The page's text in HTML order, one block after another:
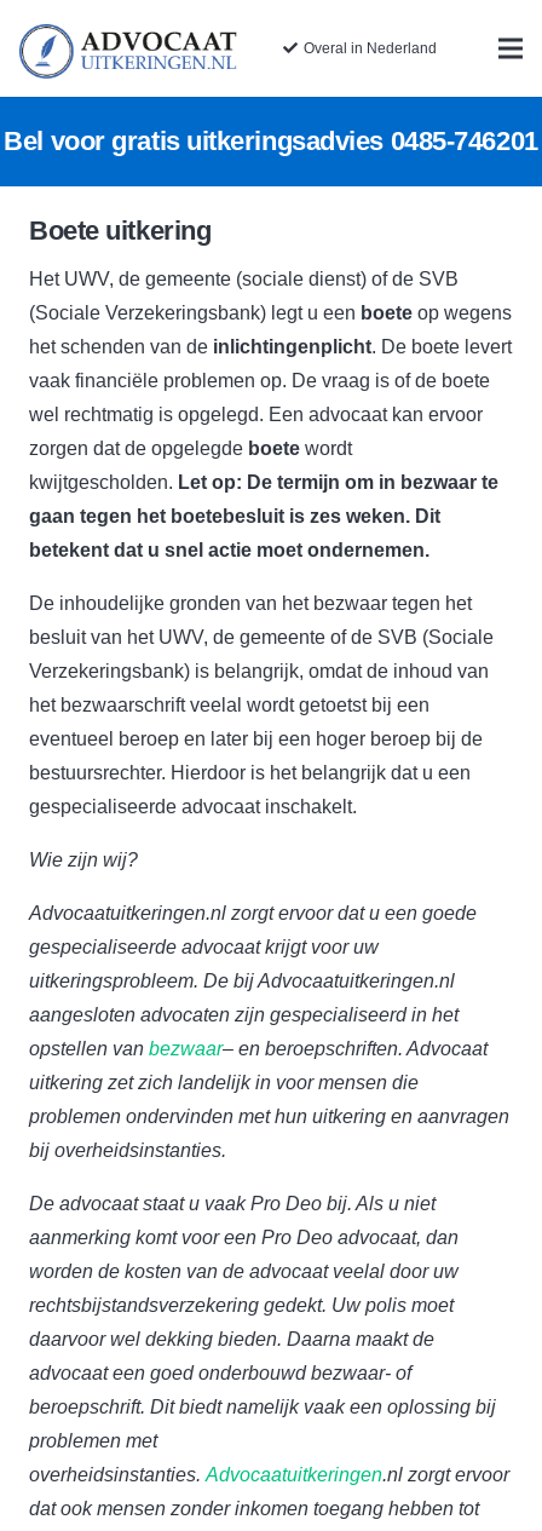
Overal in Nederland
Bel voor gratis uitkeringsadvies 0485-746201
Boete uitkering
Het UWV, de gemeente (sociale dienst) of de SVB
(Sociale Verzekeringsbank) legt u een boete op wegens
het schenden van de inlichtingenplicht. De boete levert
vaak financiële problemen op. De vraag is of de boete
wel rechtmatig is opgelegd. Een advocaat kan ervoor
zorgen dat de opgelegde boete wordt
kwijtgescholden. Let op: De termijn om in bezwaar te
gaan tegen het boetebesluit is zes weken. Dit
betekent dat u snel actie moet ondernemen.
De inhoudelijke gronden van het bezwaar tegen het
besluit van het UWV, de gemeente of de SVB (Sociale
Verzekeringsbank) is belangrijk, omdat de inhoud van
het bezwaarschrift veelal wordt getoetst bij een
eventueel beroep en later bij een hoger beroep bij de
bestuursrechter. Hierdoor is het belangrijk dat u een
gespecialiseerde advocaat inschakelt.
Wie zijn wij?
Advocaatuitkeringen.nl zorgt ervoor dat u een goede
gespecialiseerde advocaat krijgt voor uw
uitkeringsprobleem. De bij Advocaatuitkeringen.nl
aangesloten advocaten zijn gespecialiseerd in het
opstellen van bezwaar– en beroepschriften. Advocaat
uitkering zet zich landelijk in voor mensen die
problemen ondervinden met hun uitkering en aanvragen
bij overheidsinstanties.
De advocaat staat u vaak Pro Deo bij. Als u niet
aanmerking komt voor een Pro Deo advocaat, dan
worden de kosten van de advocaat veelal door uw
rechtsbijstandsverzekering gedekt. Uw polis moet
daarvoor wel dekking bieden. Daarna maakt de
advocaat een goed onderbouwd bezwaar- of
beroepschrift. Dit biedt namelijk vaak een oplossing bij
problemen met
overheidsinstanties.Advocaatuitkeringen.nl zorgt ervoor
dat ook mensen zonder inkomen toegang hebben tot